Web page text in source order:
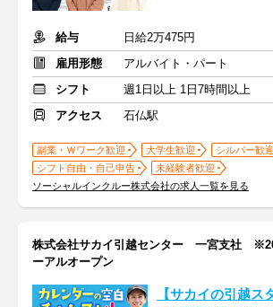
給与
日給2万475円
雇用形態
アルバイト・パート
シフト
週1日以上 1日7時間以上
アクセス
石仏駅
副業・Ｗワーク歓迎 大学生歓迎
シルバー歓迎
シフト自由・自己申告
未経験者歓迎
ソーシャルインクルー株式会社の求人一覧を見る
株式会社サカイ引越センター 一宮支社
ーアルオープン
【サカイの引越ス